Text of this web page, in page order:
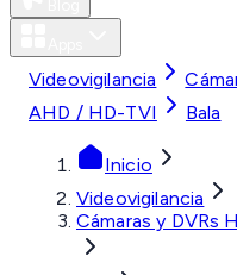
Videovigilancia
AHD / HD-TVI
Bala
Inicio
Videovigilancia
Cámaras y DVRs